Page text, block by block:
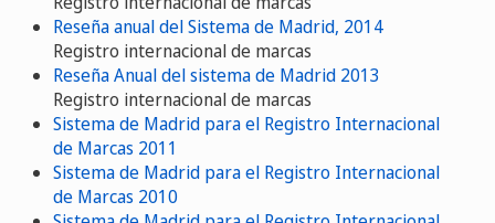
Reseña anual del Sistema de Madrid, 2014
Registro internacional de marcas
Reseña Anual del sistema de Madrid 2013
Registro internacional de marcas
Sistema de Madrid para el Registro Internacional
de Marcas 2011
Sistema de Madrid para el Registro Internacional
de Marcas 2010